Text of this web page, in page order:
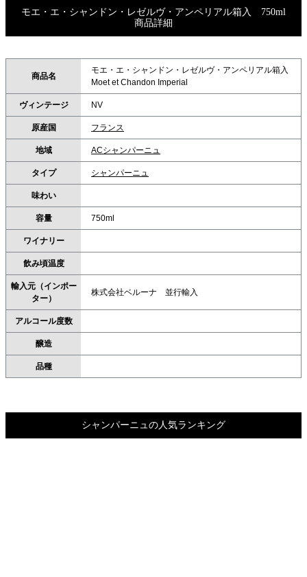
モエ・エ・シャンドン・レゼルヴ・アンペリアル箱入 750ml
商品詳細
商品名
モエ・エ・シャンドン・レゼルヴ・アンペリアル箱入
Moet et Chandon Imperial
ヴィンテージ NV
原産国 フランス
地域 ACシャンパーニュ
タイプ シャンパーニュ
味わい
容量 750ml
ワイナリー
飲み頃温度
輸入元（インポー
ター）
株式会社ベルーナ 並行輸入
アルコール度数
醸造
品種
シャンパーニュの人気ランキング